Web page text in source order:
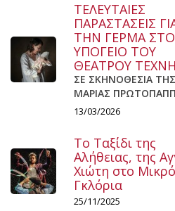
ΤΕΛΕΥΤΑΙΕΣ
ΠΑΡΑΣΤΑΣΕΙΣ
ΤΗΝ ΓΕΡΜΑ ΣΤΟ
ΥΠΟΓΕΙΟ ΤΟΥ
ΘΕΑΤΡΟΥ
ΣΕ ΣΚΗΝΟΘΕΣΙΑ ΤΗΣ
ΜΑΡΙΑΣ
13/03/2026
Το Ταξίδι της
Αλήθειας, της
Χιώτη στο Μικρό
Γκλόρια
25/11/2025